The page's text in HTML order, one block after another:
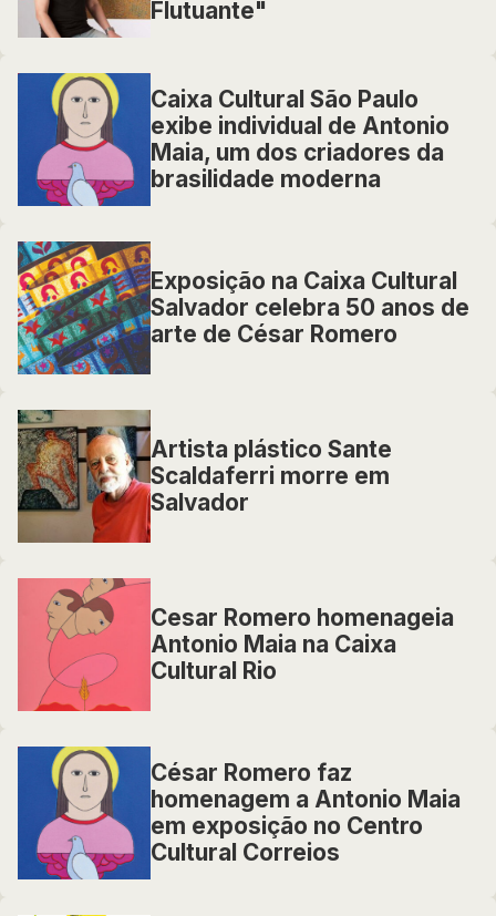
Flutuante"
Caixa Cultural São Paulo
exibe individual de Antonio
Maia, um dos criadores da
brasilidade moderna
Exposição na Caixa Cultural
Salvador celebra 50 anos de
arte de César Romero
Artista plástico Sante
Scaldaferri morre em
Salvador
Cesar Romero homenageia
Antonio Maia na Caixa
Cultural Rio
César Romero faz
homenagem a Antonio Maia
em exposição no Centro
Cultural Correios